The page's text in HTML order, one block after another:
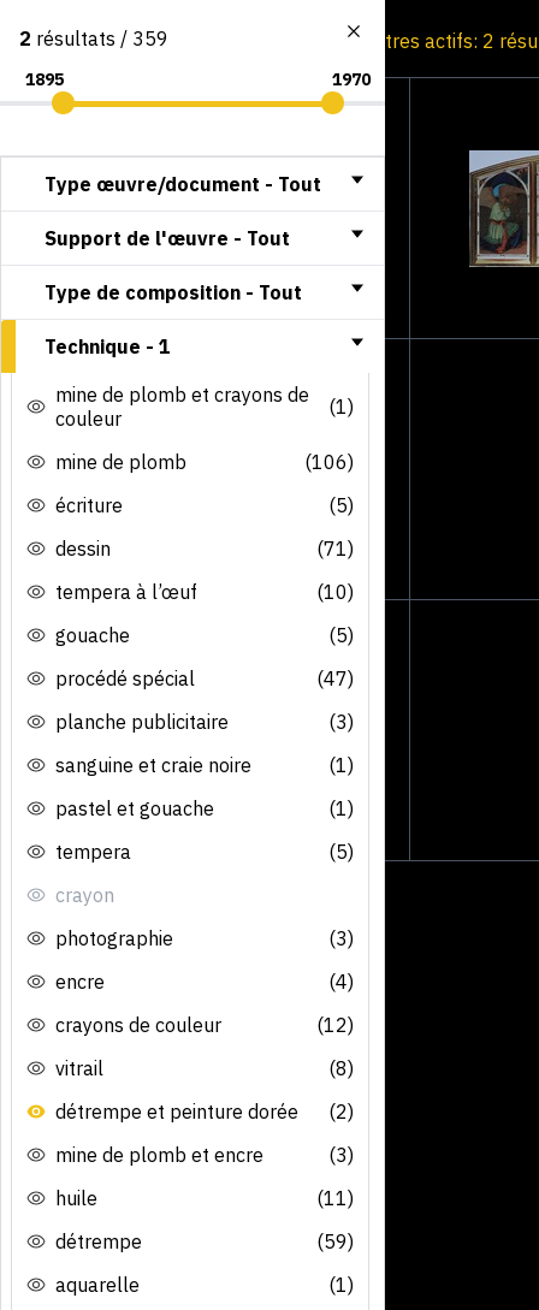
Consultation par image Filtres actifs: 2
2 résultats / 359
Type œuvre/document - Tout
Support de l'œuvre - Tout
Type de composition - Tout
Technique - 1
mine de plomb et crayons de
couleur
(1)
mine de plomb
(106)
écriture
(5)
dessin
(71)
tempera à l’œuf
(10)
gouache
(5)
procédé spécial
(47)
planche publicitaire
(3)
sanguine et craie noire
(1)
pastel et gouache
(1)
tempera
(5)
crayon
photographie
(3)
encre
(4)
crayons de couleur
(12)
vitrail
(8)
détrempe et peinture dorée
(2)
mine de plomb et encre
(3)
huile
(11)
détrempe
(59)
aquarelle
(1)